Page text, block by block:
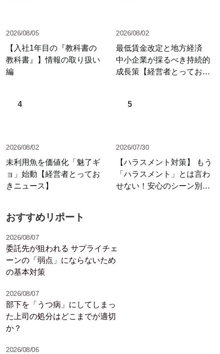
2026/08/05
【入社1年目の『教科書の
教科書』】情報の取り扱い
編
2026/08/02
最低賃金改定と地方経済
中小企業が採るべき持続的
成長策【経営者とっておき
4
2026/08/02
未利用魚を価値化「魅了ギ
ョ」始動【経営者とってお
きニュース】
5
2026/07/30
【ハラスメント対策】 もう
「ハラスメント」とは言わ
せない！安心のシーン別セ
おすすめリポート
2026/08/07
委託先が狙われる サプライチェ
ーンの「弱点」にならないため
の基本対策
2026/08/07
部下を「うつ病」にしてしまっ
た上司の処分はどこまでが適切
か？
2026/08/06